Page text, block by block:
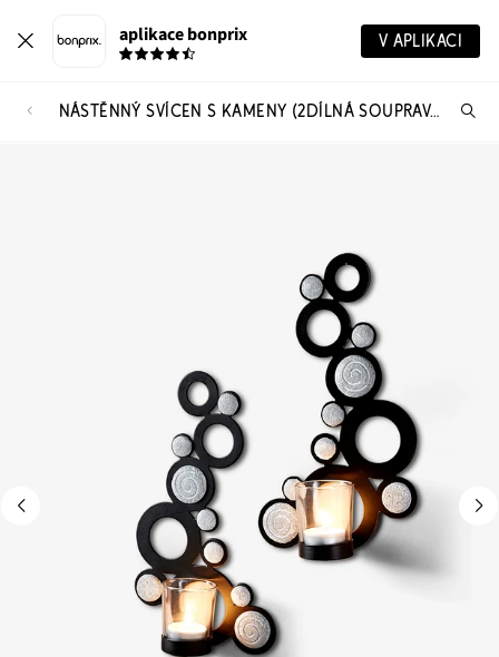
aplikace bonprix V APLIKACI
NÁSTĚNNÝ SVÍCEN S KAMENY (2DÍLNÁ SOUPRAVA)